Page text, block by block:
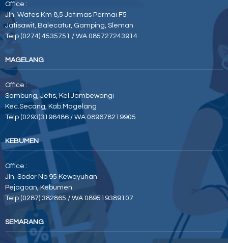
Office :
Jln. Wates Km 8,5 Jatimas Permai F5
Jatisawit, Balecatur, Gamping, Sleman
Telp (0274) 4535751 / WA 085727243914
MAGELANG
Office :
Sambung, Jetis, Kel.Jambewangi
Kec.Secang, Kab.Magelang
Telp (0293)3196486 / WA 089678219905
KEBUMEN
Office :
Jln. Sodor No 95 Kewayuhan
Pejagoan, Kebumen
Telp (0287) 382865 / WA 089519389107
SEMARANG